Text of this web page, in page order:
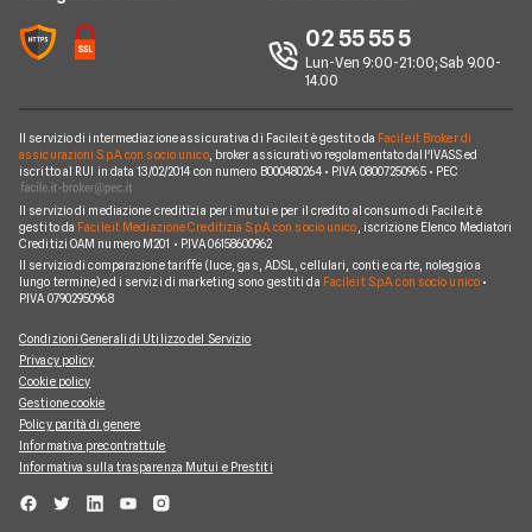
Contatti
Iren
Optima
Sorgenia
Fornitori Energetici
Argomenti in evidenza Gas e Luce 02 55 55 5
Lun-Ven 9:00-21:00; Sab 9.00-
14.00
Il servizio di intermediazione assicurativa di Facile.it è gestito da Facile.it Broker di
assicurazioni S.p.A. con socio unico, broker assicurativo regolamentato dall'IVASS ed
iscritto al RUI in data 13/02/2014 con numero B000480264 • P.IVA 08007250965 • PEC
Il servizio di mediazione creditizia per i mutui e per il credito al consumo di Facile.it è
gestito da Facile.it Mediazione Creditizia S.p.A. con socio unico, iscrizione Elenco Mediatori
Creditizi OAM numero M201 • P.IVA 06158600962
Il servizio di comparazione tariffe (luce, gas, ADSL, cellulari, conti e carte, noleggio a
lungo termine) ed i servizi di marketing sono gestiti da Facile.it S.p.A. con socio unico•
P.IVA 07902950968
Condizioni Generali di Utilizzo del Servizio
Privacy policy
Cookie policy
Gestione cookie
Policy parità di genere
Informativa precontrattule
Informativa sulla trasparenza Mutui e Prestiti